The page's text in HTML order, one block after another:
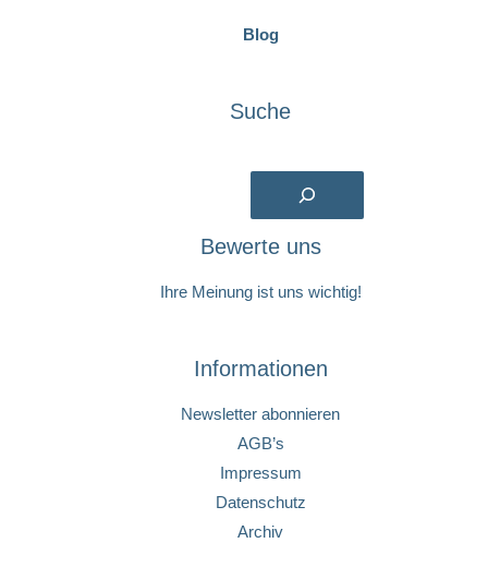
Blog
Suche
Bewerte uns
Ihre Meinung ist uns wichtig!
Informationen
Newsletter abonnieren
AGB’s
Impressum
Datenschutz
Archiv